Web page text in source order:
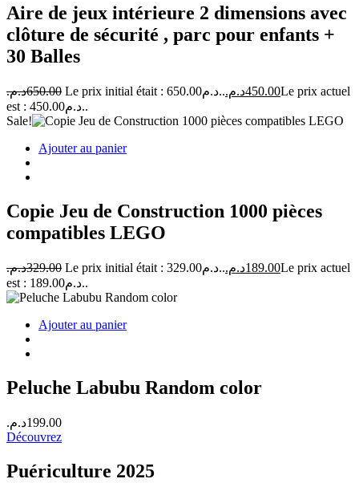
Aire de jeux intérieure 2 dimensions avec
clôture de sécurité , parc pour enfants +
30 Balles
650.00د.م. Le prix initial était : 650.00د.م.. 450.00د.م.
Le prix actuel
est : 450.00د.م..
Sale!
Ajouter au panier
Copie Jeu de Construction 1000 pièces
compatibles LEGO
329.00د.م. Le prix initial était : 329.00د.م.. 189.00د.م.
Le prix actuel
est : 189.00د.م..
Ajouter au panier
Peluche Labubu Random color
199.00د.م.
Découvrez
Puériculture 2025